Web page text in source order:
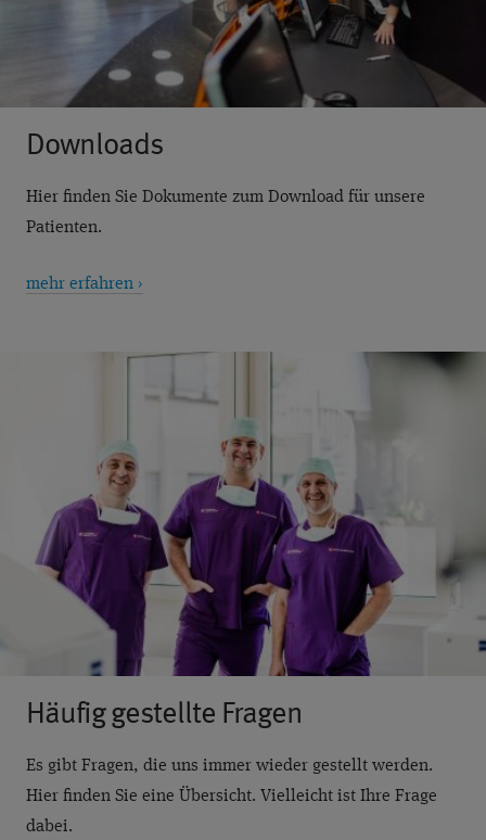
Downloads
Hier finden Sie Dokumente zum Download für unsere
Patienten.
mehr erfahren ›
Häufig gestellte Fragen
Es gibt Fragen, die uns immer wieder gestellt werden.
Hier finden Sie eine Übersicht. Vielleicht ist Ihre Frage
dabei.